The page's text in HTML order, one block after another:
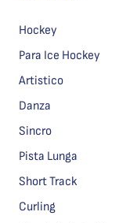
Hockey
Para Ice Hockey
Artistico
Danza
Sincro
Pista Lunga
Short Track
Curling